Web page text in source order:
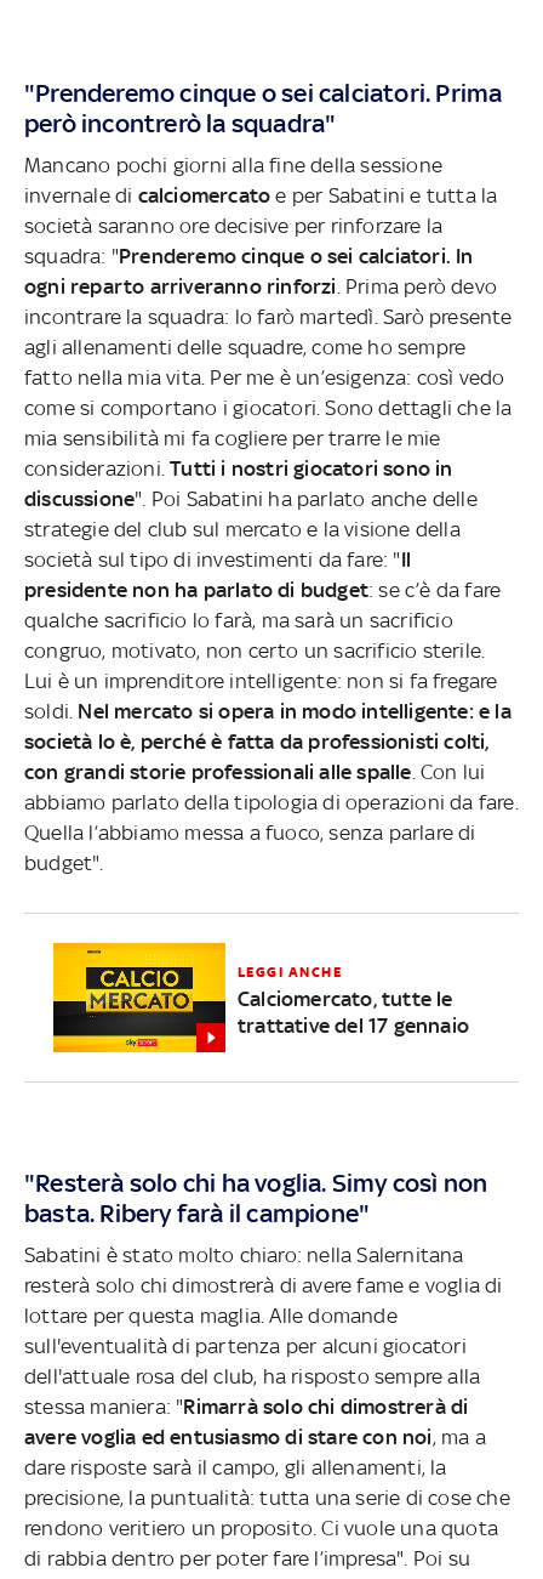
"Prenderemo cinque o sei calciatori. Prima
però incontrerò la squadra"
Mancano pochi giorni alla fine della sessione
invernale di calciomercatoe per Sabatini e tutta la
società saranno ore decisive per rinforzare la
squadra: "Prenderemo cinque o sei calciatori. In
ogni reparto arriveranno rinforzi . Prima però devo
incontrare la squadra: lo farò martedì. Sarò presente
agli allenamenti delle squadre, come ho sempre
fatto nella mia vita. Per me è un’esigenza: così vedo
come si comportano i giocatori. Sono dettagli che la
mia sensibilità mi fa cogliere per trarre le mie
considerazioni.Tutti i nostri giocatori sono in
discussione". Poi Sabatini ha parlato anche delle
strategie del club sul mercato e la visione della
società sul tipo di investimenti da fare: "Il
presidente non ha parlato di budget: se c’è da fare
qualche sacrificio lo farà, ma sarà un sacrificio
congruo, motivato, non certo un sacrificio sterile.
Lui è un imprenditore intelligente: non si fa fregare
soldi. Nel mercato si opera in modo intelligente: e la
società lo è, perché è fatta da professionisti colti,
con grandi storie professionali alle spalle . Con lui
abbiamo parlato della tipologia di operazioni da fare.
Quella l’abbiamo messa a fuoco, senza parlare di
budget".
LEGGI ANCHE
Calciomercato, tutte le
trattative del 17 gennaio
"Resterà solo chi ha voglia. Simy così non
basta. Ribery farà il campione"
Sabatini è stato molto chiaro: nella Salernitana
resterà solo chi dimostrerà di avere fame e voglia di
lottare per questa maglia. Alle domande
sull'eventualità di partenza per alcuni giocatori
dell'attuale rosa del club, ha risposto sempre alla
stessa maniera: "Rimarrà solo chi dimostrerà di
avere voglia ed entusiasmo di stare con noi, ma a
dare risposte sarà il campo, gli allenamenti, la
precisione, la puntualità: tutta una serie di cose che
rendono veritiero un proposito. Ci vuole una quota
di rabbia dentro per poter fare l’impresa". Poi su